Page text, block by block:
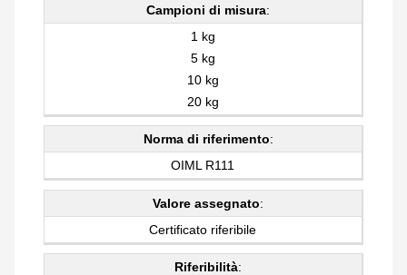
Campioni di misura:
1 kg
5 kg
10 kg
20 kg
Norma di riferimento:
OIML R111
Valore assegnato:
Certificato riferibile
Riferibilità: